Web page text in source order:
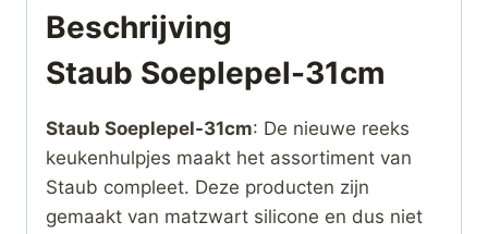
Beschrijving
Staub Soeplepel-31cm
Staub Soeplepel-31cm: De nieuwe reeks
keukenhulpjes maakt het assortiment van
Staub compleet. Deze producten zijn
gemaakt van matzwart silicone en dus niet